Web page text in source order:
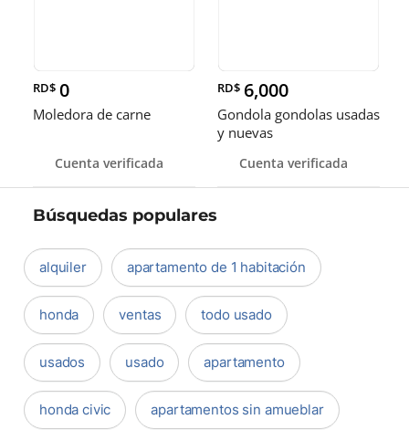
RD$ 0
Moledora de carne
Cuenta verificada
RD$ 6,000
Gondola gondolas usadas
y nuevas
Cuenta verificada
Búsquedas populares
alquiler apartamento de 1 habitación
honda ventas todo usado
usados usado apartamento
honda civic apartamentos sin amueblar